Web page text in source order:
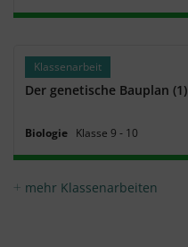
Klassenarbeit
Der genetische Bauplan (1)
Biologie Klasse 9 ‐ 10
mehr Klassenarbeiten